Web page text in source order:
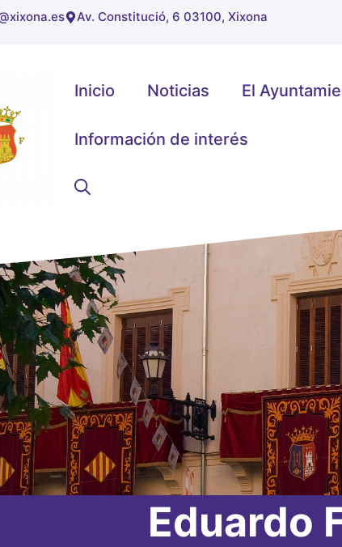
Av. Constitució, 6 03100, Xixona
Inicio Noticias El
Información de interés
Eduardo